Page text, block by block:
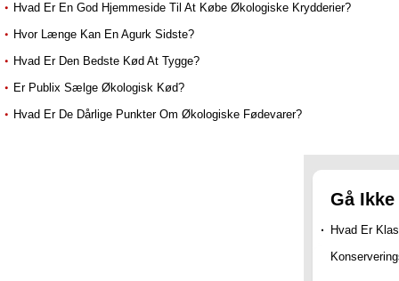
Hvad Er En God Hjemmeside Til At Købe Økologiske Krydderier?
Hvor Længe Kan En Agurk Sidste?
Hvad Er Den Bedste Kød At Tygge?
Er Publix Sælge Økologisk Kød?
Hvad Er De Dårlige Punkter Om Økologiske Fødevarer?
Gå
Hvad Er